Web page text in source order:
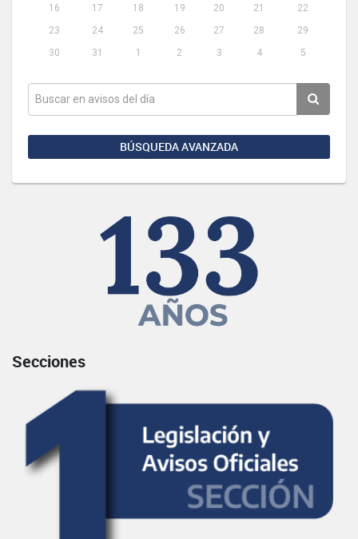
16
17 18 19 20 21
22
23
24 25 26 27 28
29
30
31 1 2 3 4 5
BÚSQUEDA AVANZADA
Secciones